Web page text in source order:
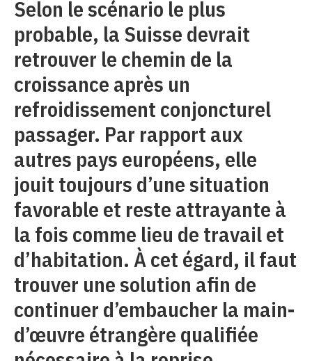
Selon le scénario le plus
probable, la Suisse devrait
retrouver le chemin de la
croissance après un
refroidissement conjoncturel
passager. Par rapport aux
autres pays européens, elle
jouit toujours d’une situation
favorable et reste attrayante à
la fois comme lieu de travail et
d’habitation. À cet égard, il faut
trouver une solution afin de
continuer d’embaucher la main-
d’œuvre étrangère qualifiée